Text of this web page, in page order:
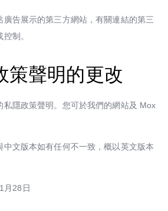
廣告展示的第三方網站，有關連結的第三
制。
策聲明的更改
私隱政策聲明。您可於我們的網站及 Mox
中文版本如有任何不一致，概以英文版本
月28日